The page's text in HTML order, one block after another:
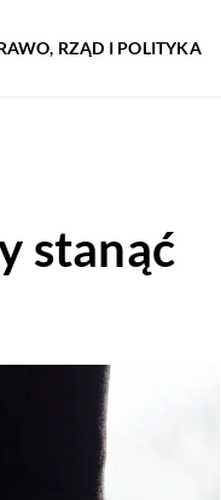
RZĄD I POLITYKA
stanąć